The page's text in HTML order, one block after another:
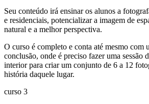
Seu conteúdo irá ensinar os alunos a
e residenciais, potencializar a imagem de
natural e a melhor perspectiva.
O curso é completo e conta até mesmo com
conclusão, onde é preciso fazer uma sessão
interior para criar um conjunto de 6 a 12
história daquele lugar.
curso 3